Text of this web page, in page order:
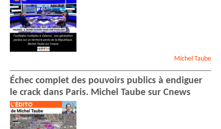
Michel Taube
Échec complet des pouvoirs publics à endiguer
le crack dans Paris. Michel Taube sur Cnews